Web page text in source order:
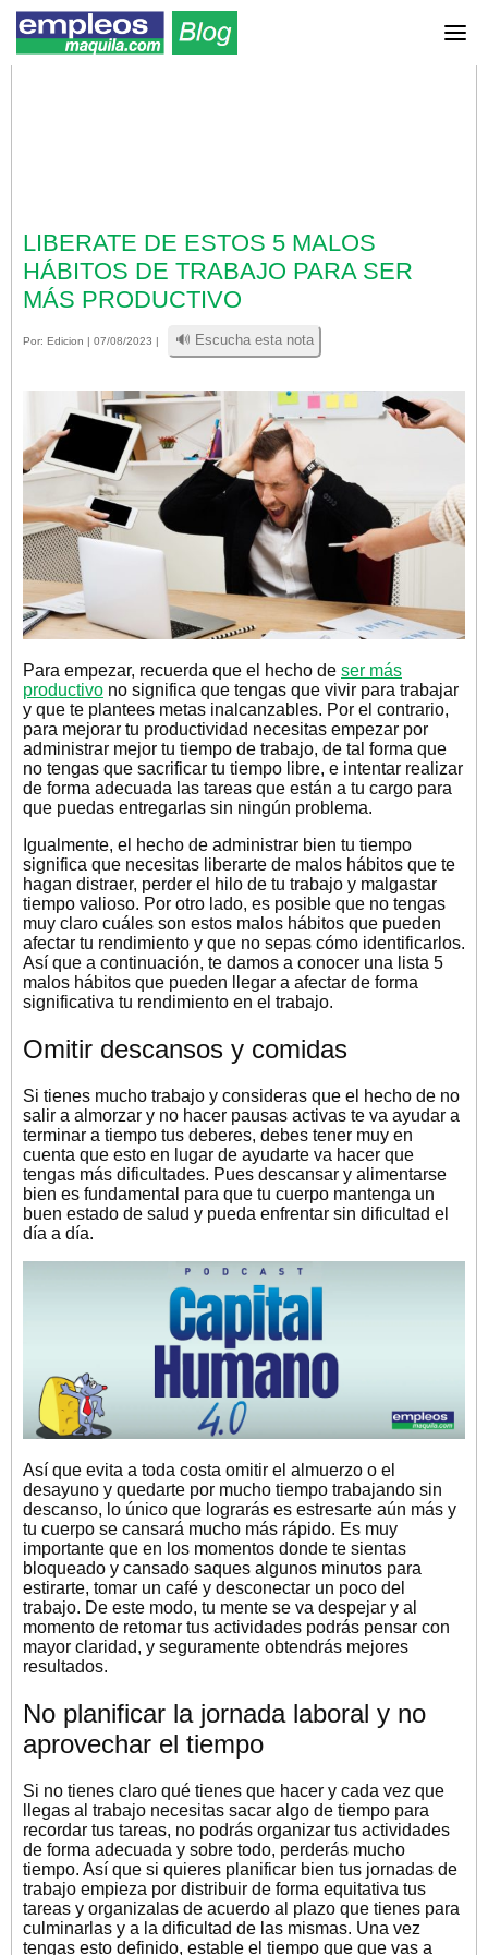
LIBERATE DE ESTOS 5 MALOS
HÁBITOS DE TRABAJO PARA SER
MÁS PRODUCTIVO
Por: Edicion | 07/08/2023 | 🔊 Escucha esta nota
Para empezar, recuerda que el hecho de ser más
productivo no significa que tengas que vivir para trabajar
y que te plantees metas inalcanzables. Por el contrario,
para mejorar tu productividad necesitas empezar por
administrar mejor tu tiempo de trabajo, de tal forma que
no tengas que sacrificar tu tiempo libre, e intentar realizar
de forma adecuada las tareas que están a tu cargo para
que puedas entregarlas sin ningún problema.
Igualmente, el hecho de administrar bien tu tiempo
significa que necesitas liberarte de malos hábitos que te
hagan distraer, perder el hilo de tu trabajo y malgastar
tiempo valioso. Por otro lado, es posible que no tengas
muy claro cuáles son estos malos hábitos que pueden
afectar tu rendimiento y que no sepas cómo identificarlos.
Así que a continuación, te damos a conocer una lista 5
malos hábitos que pueden llegar a afectar de forma
significativa tu rendimiento en el trabajo.
Omitir descansos y comidas
Si tienes mucho trabajo y consideras que el hecho de no
salir a almorzar y no hacer pausas activas te va ayudar a
terminar a tiempo tus deberes, debes tener muy en
cuenta que esto en lugar de ayudarte va hacer que
tengas más dificultades. Pues descansar y alimentarse
bien es fundamental para que tu cuerpo mantenga un
buen estado de salud y pueda enfrentar sin dificultad el
día a día.
Así que evita a toda costa omitir el almuerzo o el
desayuno y quedarte por mucho tiempo trabajando sin
descanso, lo único que lograrás es estresarte aún más y
tu cuerpo se cansará mucho más rápido. Es muy
importante que en los momentos donde te sientas
bloqueado y cansado saques algunos minutos para
estirarte, tomar un café y desconectar un poco del
trabajo. De este modo, tu mente se va despejar y al
momento de retomar tus actividades podrás pensar con
mayor claridad, y seguramente obtendrás mejores
resultados.
No planificar la jornada laboral y no
aprovechar el tiempo
Si no tienes claro qué tienes que hacer y cada vez que
llegas al trabajo necesitas sacar algo de tiempo para
recordar tus tareas, no podrás organizar tus actividades
de forma adecuada y sobre todo, perderás mucho
tiempo. Así que si quieres planificar bien tus jornadas de
trabajo empieza por distribuir de forma equitativa tus
tareas y organizalas de acuerdo al plazo que tienes para
culminarlas y a la dificultad de las mismas. Una vez
tengas esto definido, estable el tiempo que que vas a